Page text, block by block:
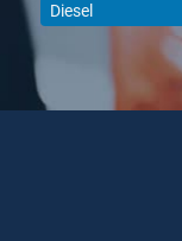
Diesel